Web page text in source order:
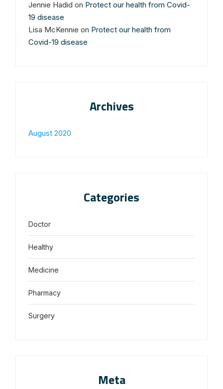
Jennie Hadid on Protect our health from Covid-
19 disease
Lisa McKennie on Protect our health from
Covid-19 disease
Archives
August 2020
Categories
Doctor
Healthy
Medicine
Pharmacy
Surgery
Meta